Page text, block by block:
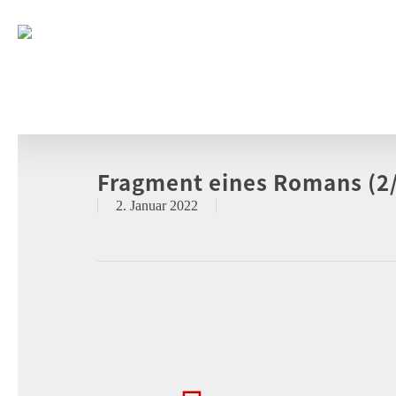
Fragment eines Romans
2. Januar 2022